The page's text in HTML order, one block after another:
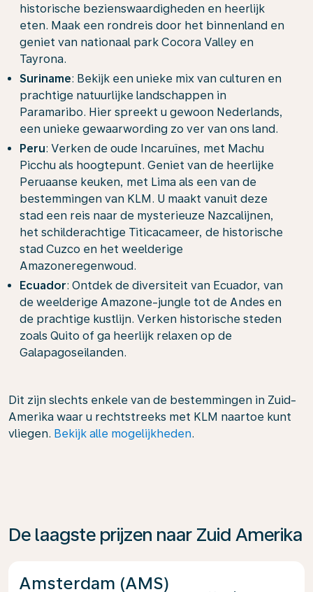
historische bezienswaardigheden en heerlijk
eten. Maak een rondreis door het binnenland en
geniet van nationaal park Cocora Valley en
Tayrona.
Suriname: Bekijk een unieke mix van culturen en
prachtige natuurlijke landschappen in
Paramaribo. Hier spreekt u gewoon Nederlands,
een unieke gewaarwording zo ver van ons land.
Peru: Verken de oude Incaruïnes, met Machu
Picchu als hoogtepunt. Geniet van de heerlijke
Peruaanse keuken, met Lima als een van de
bestemmingen van KLM. U maakt vanuit deze
stad een reis naar de mysterieuze Nazcalijnen,
het schilderachtige Titicacameer, de historische
stad Cuzco en het weelderige
Amazoneregenwoud.
Ecuador: Ontdek de diversiteit van Ecuador, van
de weelderige Amazone-jungle tot de Andes en
de prachtige kustlijn. Verken historische steden
zoals Quito of ga heerlijk relaxen op de
Galapagoseilanden.
Dit zijn slechts enkele van de bestemmingen in Zuid-
Amerika waar u rechtstreeks met KLM naartoe kunt
vliegen. Bekijk alle mogelijkheden.
De laagste prijzen naar Zuid Amerika
Amsterdam (AMS)